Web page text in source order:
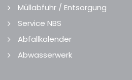
Müllabfuhr / Entsorgung
Service NBS
Abfallkalender
Abwasserwerk